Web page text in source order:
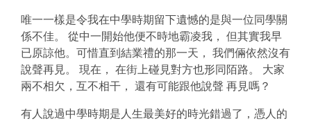
唯一一樣是令我在中學時期留下遺憾的是與一位同學關
係不佳。 從中一開始他便不時地霸凌我， 但其實我早
已原諒他。可惜直到結業禮的那一天， 我們倆依然沒有
說聲再見。 現在， 在街上碰見對方也形同陌路。 大家
兩不相欠，互不相干， 還有可能跟他說聲 再見嗎？
有人說過中學時期是人生最美好的時光錯過了，憑人的